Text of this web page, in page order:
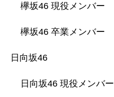
欅坂46 現役メンバー
欅坂46 卒業メンバー
日向坂46
日向坂46 現役メンバー